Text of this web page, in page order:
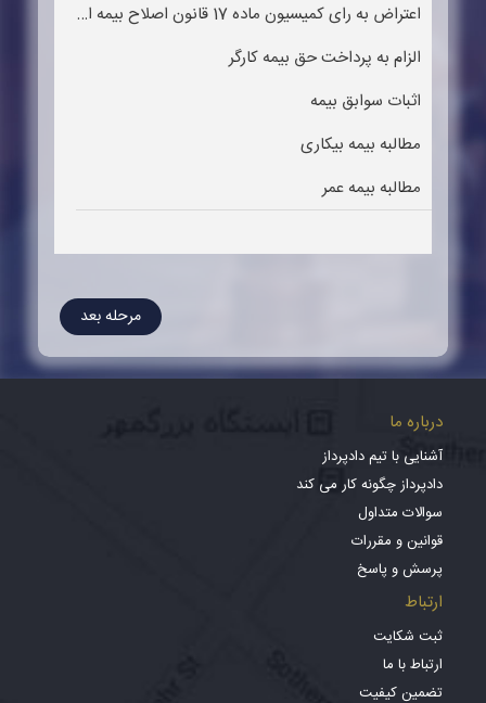
اعتراض به رای کمیسیون ماده 17 قانون اصلاح بیمه اجباری مسئولیت مدنی دارندگان وسایل نقلیه
الزام به پرداخت حق بیمه کارگر
اثبات سوابق بیمه
مطالبه بیمه بیکاری
مطالبه بیمه عمر
مرحله بعد
درباره ما
آشنایی با تیم دادپرداز
دادپرداز چگونه کار می کند
سوالات متداول
قوانین و مقررات
پرسش و پاسخ
ارتباط
ثبت شکایت
ارتباط با ما
تضمین کیفیت